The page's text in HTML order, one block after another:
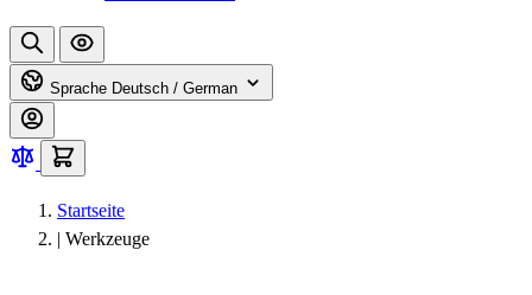
Sprache Deutsch / German
Startseite
| Werkzeuge